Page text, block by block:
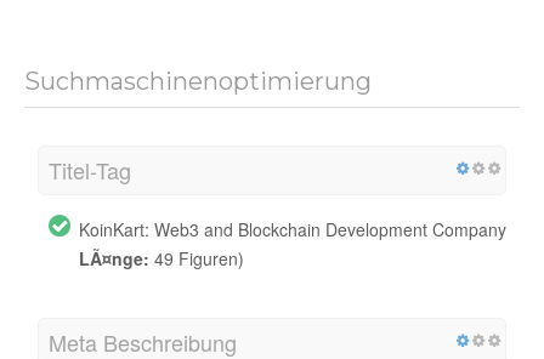
Suchmaschinenoptimierung
Titel-Tag
KoinKart: Web3 and Blockchain Development Company
LÃ¤nge: 49 Figuren)
Meta Beschreibung